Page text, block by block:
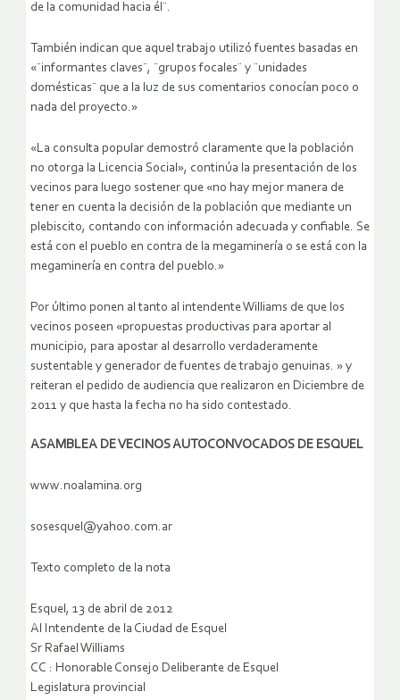
de la comunidad hacia él¨.
También indican que aquel trabajo utilizó fuentes basadas en
«¨informantes claves¨, ¨grupos focales¨ y ¨unidades
domésticas¨ que a la luz de sus comentarios conocían poco o
nada del proyecto.»
«La consulta popular demostró claramente que la población
no otorga la Licencia Social», continúa la presentación de los
vecinos para luego sostener que «no hay mejor manera de
tener en cuenta la decisión de la población que mediante un
plebiscito, contando con información adecuada y confiable. Se
está con el pueblo en contra de la megaminería o se está con la
megaminería en contra del pueblo.»
Por último ponen al tanto al intendente Williams de que los
vecinos poseen «propuestas productivas para aportar al
municipio, para apostar al desarrollo verdaderamente
sustentable y generador de fuentes de trabajo genuinas. » y
reiteran el pedido de audiencia que realizaron en Diciembre de
2011 y que hasta la fecha no ha sido contestado.
ASAMBLEA DE VECINOS AUTOCONVOCADOS DE ESQUEL
www.noalamina.org
sosesquel@yahoo.com.ar
Texto completo de la nota
Esquel, 13 de abril de 2012
Al Intendente de la Ciudad de Esquel
Sr Rafael Williams
CC : Honorable Consejo Deliberante de Esquel
Legislatura provincial